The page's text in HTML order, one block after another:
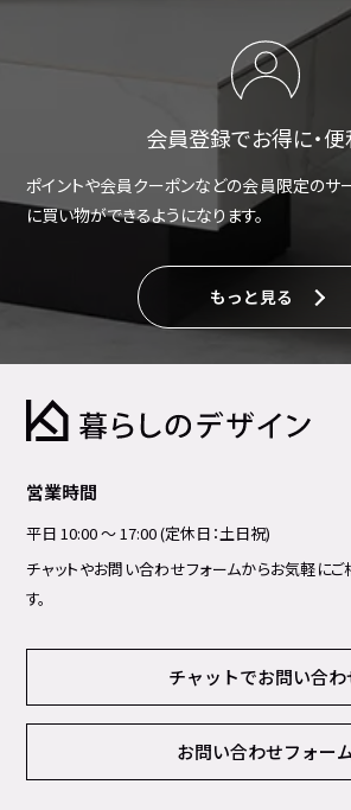
会員登録でお得に・
ポイントや会員クーポンなどの会員限定のサ
に買い物ができるようになります。
もっと見る
営業時間
平日 10:00 ～ 17:00 (定休日：土日祝)
チャットやお問い合わせフォームからお気軽に
す。
チャットでお問い合わ
お問い合わせフォー